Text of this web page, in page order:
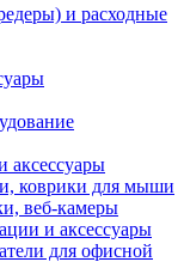
и расходные
аксессуары
коврики для мыши
веб-камеры
и аксессуары
для офисной